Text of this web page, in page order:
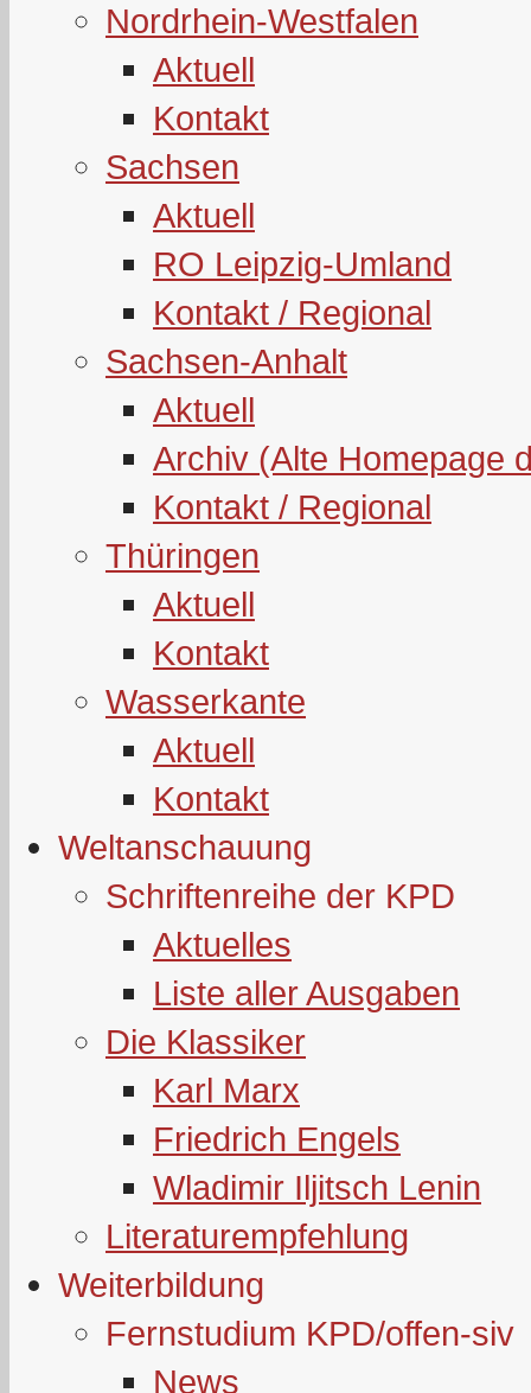
Nordrhein-Westfalen
Aktuell
Kontakt
Sachsen
Aktuell
RO Leipzig-Umland
Kontakt / Regional
Sachsen-Anhalt
Aktuell
Archiv (Alte Homepage
Kontakt / Regional
Thüringen
Aktuell
Kontakt
Wasserkante
Aktuell
Kontakt
Weltanschauung
Schriftenreihe der KPD
Aktuelles
Liste aller Ausgaben
Die Klassiker
Karl Marx
Friedrich Engels
Wladimir Iljitsch Lenin
Literaturempfehlung
Weiterbildung
Fernstudium KPD/offen-siv
News